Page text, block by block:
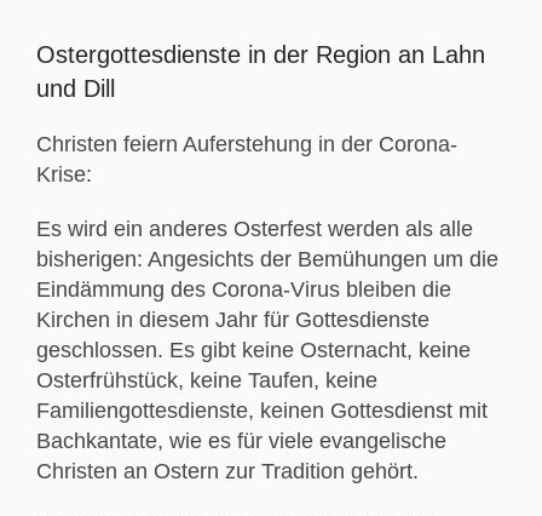
grösseres
Ostergottesdienste in der Region an Lahn
und Dill
Christen feiern Auferstehung in der Corona-
Krise:
Es wird ein anderes Osterfest werden als alle
bisherigen: Angesichts der Bemühungen um die
Eindämmung des Corona-Virus bleiben die
Kirchen in diesem Jahr für Gottesdienste
geschlossen. Es gibt keine Osternacht, keine
Osterfrühstück, keine Taufen, keine
Familiengottesdienste, keinen Gottesdienst mit
Bachkantate, wie es für viele evangelische
Christen an Ostern zur Tradition gehört.